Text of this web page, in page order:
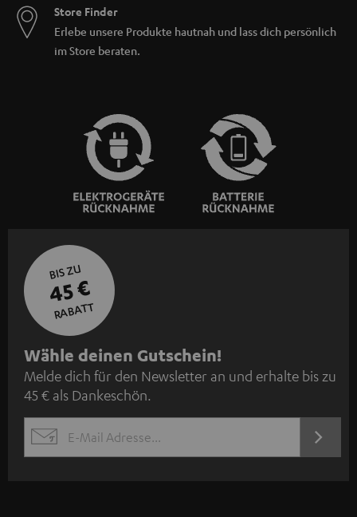
Store Finder
Erlebe unsere Produkte hautnah und lass dich persönlich
im Store beraten.
BIS ZU
45 €
RABATT
N
e
w
s
l
Wähle deinen Gutschein!
Melde dich für den Newsletter an und erhalte bis zu
45 € als Dankeschön.
EMAIL
JETZT